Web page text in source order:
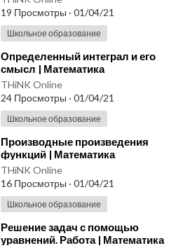
19 Просмотры · 01/04/21
Школьное образование
⁣Определенный интеграл и его
смысл | Математика
THiNK Online
24 Просмотры · 01/04/21
Школьное образование
⁣Производные произведения
функций | Математика
THiNK Online
16 Просмотры · 01/04/21
Школьное образование
⁣Решение задач с помощью
уравнений. Работа | Математика